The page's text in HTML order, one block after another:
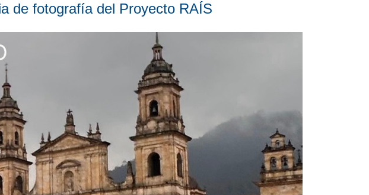
de fotografía del Proyecto RAÍS